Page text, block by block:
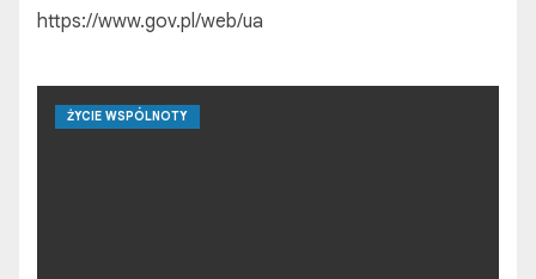
https://www.gov.pl/web/ua
ŻYCIE WSPÓLNOTY